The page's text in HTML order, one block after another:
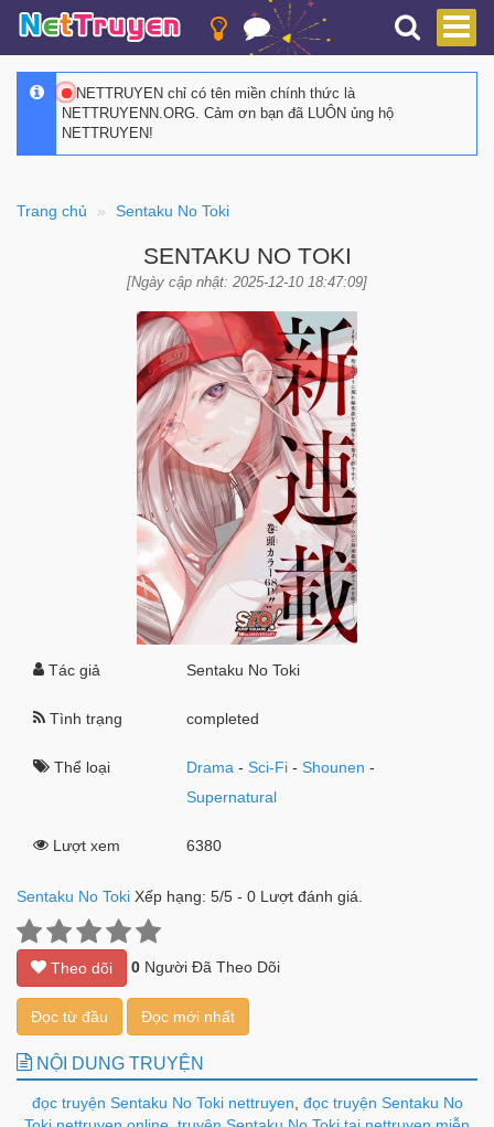
NETTRUYEN chỉ có tên miền chính thức là
NETTRUYENN.ORG. Cảm ơn bạn đã LUÔN ủng hộ
NETTRUYEN!
Trang chủ Sentaku No Toki
SENTAKU NO TOKI
[Ngày cập nhật: 2025-12-10 18:47:09]
Tác giả Sentaku No Toki
Tình trạng completed
Thể loại Drama -Sci-Fi -Shounen -
Supernatural
Lượt xem 6380
Sentaku No Toki Xếp hạng: 5/5 - 0 Lượt đánh giá.
Theo dõi 0 Người Đã Theo Dõi
Đọc từ đầu Đọc mới nhất
NỘI DUNG TRUYỆN
đọc truyện Sentaku No Toki nettruyen đọc truyện Sentaku No